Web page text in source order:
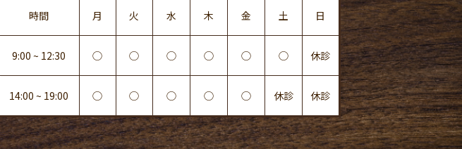
時間 月 火 水 木 金 土 日
9:00 ~ 12:30 ◯ ◯ ◯ ◯ ◯ ◯ 休診
14:00 ~ 19:00 ◯ ◯ ◯ ◯ ◯ 休診 休診